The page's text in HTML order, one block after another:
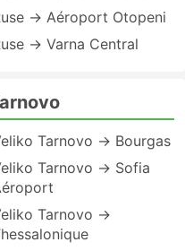
→ Aéroport Otopeni
→ Varna Central
Tarnovo → Bourgas
Tarnovo → Sofia
Tarnovo →